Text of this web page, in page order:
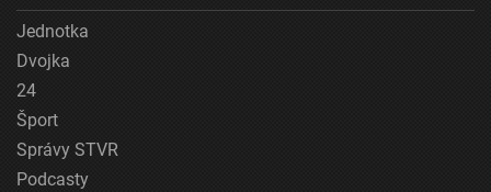
Jednotka
Dvojka
24
Šport
Správy STVR
Podcasty